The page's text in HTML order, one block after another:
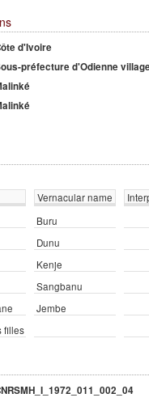
d'Ivoire
préfecture d'Odienne
Vernacular name
Buru
Dunu
Kenje
Sangbanu
Jembe
filles